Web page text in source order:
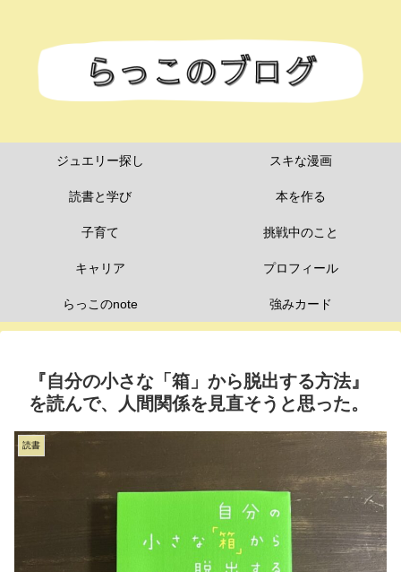
ジュエリー探し スキな漫画
読書と学び 本を作る
子育て 挑戦中のこと
キャリア プロフィール
らっこのnote 強みカード
『自分の小さな「箱」から脱出する方法』
を読んで、人間関係を見直そうと思った。
読書